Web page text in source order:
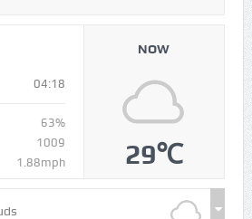
04:18
63%
1009
1.88mph
NOW
29℃